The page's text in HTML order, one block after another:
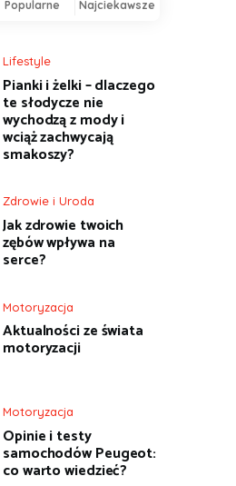
Popularne Najciekawsze
Lifestyle
Pianki i żelki – dlaczego
te słodycze nie
wychodzą z mody i
wciąż zachwycają
smakoszy?
Zdrowie i Uroda
Jak zdrowie twoich
zębów wpływa na
serce?
Motoryzacja
Aktualności ze świata
motoryzacji
Motoryzacja
Opinie i testy
samochodów Peugeot:
co warto wiedzieć?